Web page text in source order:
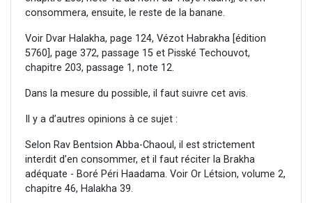
consommera, ensuite, le reste de la banane.
Voir Dvar Halakha, page 124, Vézot Habrakha [édition
5760], page 372, passage 15 et Pisské Techouvot,
chapitre 203, passage 1, note 12.
Dans la mesure du possible, il faut suivre cet avis.
Il y a d’autres opinions à ce sujet :
Selon Rav Bentsion Abba-Chaoul, il est strictement
interdit d’en consommer, et il faut réciter la Brakha
adéquate - Boré Péri Haadama. Voir Or Létsion, volume 2,
chapitre 46, Halakha 39.